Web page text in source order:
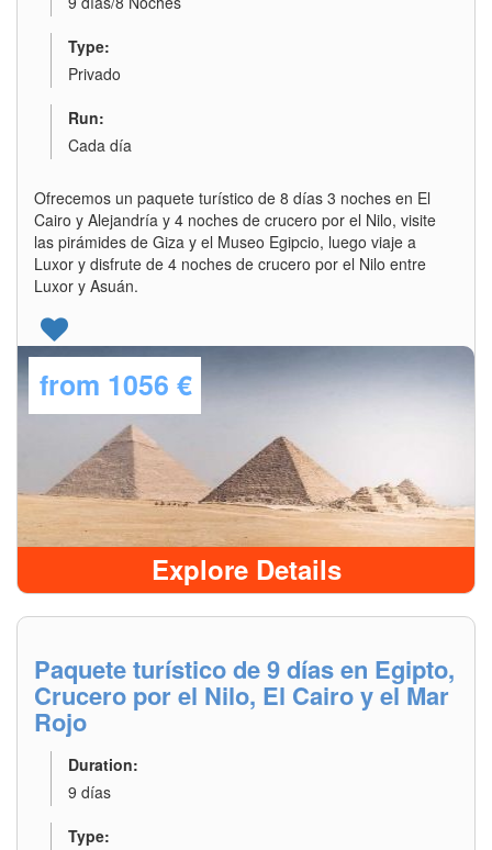
Type:
Privado
Run:
Cada día
Ofrecemos un paquete turístico de 8 días 3 noches en El
Cairo y Alejandría y 4 noches de crucero por el Nilo, visite
las pirámides de Giza y el Museo Egipcio, luego viaje a
Luxor y disfrute de 4 noches de crucero por el Nilo entre
Luxor y Asuán.
from 1056 €
Explore Details
Paquete turístico de 9 días en Egipto,
Crucero por el Nilo, El Cairo y el Mar
Rojo
Duration:
9 días
Type: